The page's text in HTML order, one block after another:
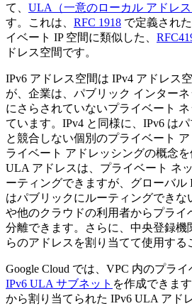
て、 ULA（一意のローカル アドレス
す。これは、 RFC 1918 で定義され
イベート IP 空間に類似した、
ドレス空間です。
IPv6 アドレス空間は IPv4 アドレス
が、企業は、パブリック インター
にさらされていないプライベート
ています。IPv4 と同様に、IPv6 は
と競合しない個別のプライベート
ライベート アドレッシングの概念
ULA アドレスは、プライベート ネ
ーティングできますが、グローバル
はパブリックにルーティングできな
や他のクラウドの利用者からプライ
分離できます。さらに、中央登録機
らのアドレスを割り当てて使用する
Google Cloud では、VPC 内のプラ
IPv6 ULA サブネット を作成できま
から割り当てられた IPv6 ULA アド